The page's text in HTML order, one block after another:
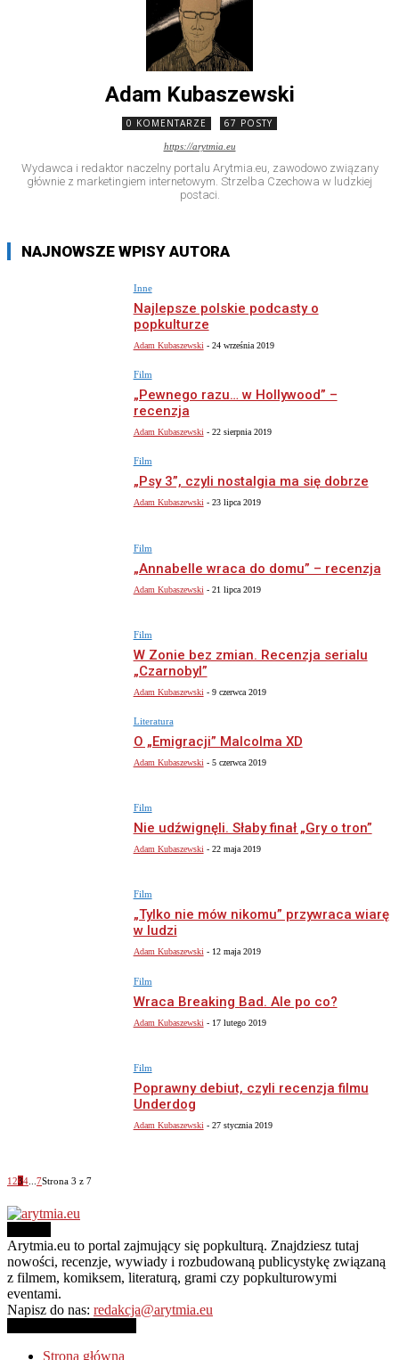
Adam Kubaszewski
0 KOMENTARZE 67 POSTY
https://arytmia.eu
Wydawca i redaktor naczelny portalu Arytmia.eu, zawodowo związany
głównie z marketingiem internetowym. Strzelba Czechowa w ludzkiej
postaci.
NAJNOWSZE WPISY AUTORA
Inne
Najlepsze polskie podcasty o
popkulturze
Adam Kubaszewski - 24 września 2019
Film
„Pewnego razu… w Hollywood” –
recenzja
Adam Kubaszewski - 22 sierpnia 2019
Film
„Psy 3”, czyli nostalgia ma się dobrze
Adam Kubaszewski - 23 lipca 2019
Film
„Annabelle wraca do domu” – recenzja
Adam Kubaszewski - 21 lipca 2019
Film
W Zonie bez zmian. Recenzja serialu
„Czarnobyl”
Adam Kubaszewski - 9 czerwca 2019
Literatura
O „Emigracji” Malcolma XD
Adam Kubaszewski - 5 czerwca 2019
Film
Nie udźwignęli. Słaby finał „Gry o tron”
Adam Kubaszewski - 22 maja 2019
Film
„Tylko nie mów nikomu” przywraca wiarę
w ludzi
Adam Kubaszewski - 12 maja 2019
Film
Wraca Breaking Bad. Ale po co?
Adam Kubaszewski - 17 lutego 2019
Film
Poprawny debiut, czyli recenzja filmu
Underdog
Adam Kubaszewski - 27 stycznia 2019
1234 7Strona 3 z 7
Arytmia.eu to portal zajmujący się popkulturą. Znajdziesz tutaj
nowości, recenzje, wywiady i rozbudowaną publicystykę związaną
z filmem, komiksem, literaturą, grami czy popkulturowymi
eventami.
Napisz do nas: redakcja@arytmia.eu
Strona główna